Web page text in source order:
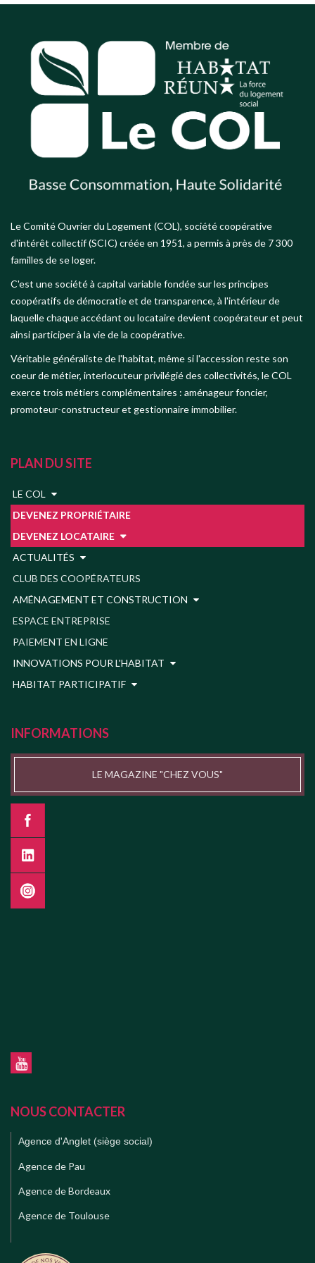
Le Comité Ouvrier du Logement (COL), société coopérative
d'intérêt collectif (SCIC) créée en 1951, a permis à près de 7 300
familles de se loger.
C'est une société à capital variable fondée sur les principes
coopératifs de démocratie et de transparence, à l'intérieur de
laquelle chaque accédant ou locataire devient coopérateur et peut
ainsi participer à la vie de la coopérative.
Véritable généraliste de l'habitat, même si l'accession reste son
coeur de métier, interlocuteur privilégié des collectivités, le COL
exerce trois métiers complémentaires : aménageur foncier,
promoteur-constructeur et gestionnaire immobilier.
PLAN DU SITE
LE COL
DEVENEZ PROPRIÉTAIRE
DEVENEZ LOCATAIRE
ACTUALITÉS
CLUB DES COOPÉRATEURS
AMÉNAGEMENT ET CONSTRUCTION
ESPACE ENTREPRISE
PAIEMENT EN LIGNE
INNOVATIONS POUR L'HABITAT
HABITAT PARTICIPATIF
INFORMATIONS
LE MAGAZINE "CHEZ VOUS"
NOUS CONTACTER
Agence d'Anglet (siège social)
Agence de Pau
Agence de Bordeaux
Agence de Toulouse